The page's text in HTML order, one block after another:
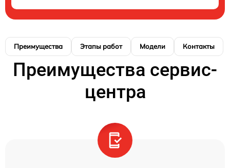
Преимущества Этапы работ Модели Контакты
Преимущества сервис-
центра